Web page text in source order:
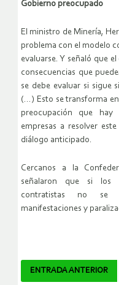
Gobierno preocupado
El ministro de Minería,
problema con el modelo
evaluarse. Y señaló que
consecuencias que
se debe evaluar si sigue
(…) Esto se transforma
preocupación que
empresas a resolver
diálogo anticipado.
Cercanos a la
señalaron que si los
contratistas no se
manifestaciones y
Navegador
ENTRADA ANTERIOR